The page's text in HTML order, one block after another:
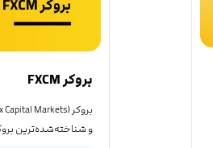
بروکر FXCM
و شناخته‌شده‌ترین